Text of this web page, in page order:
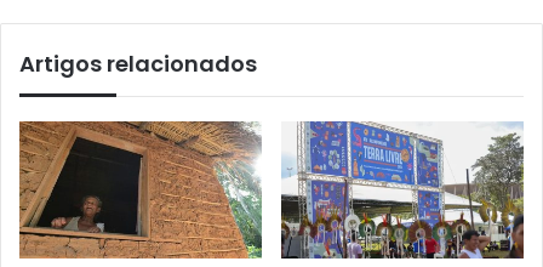
Artigos relacionados